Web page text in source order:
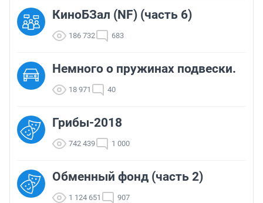
КиноБЗал (NF) (часть 6)
186 732 683
Немного о пружинах подвески.
18 971 40
Грибы-2018
742 439 1 000
Обменный фонд (часть 2)
1 124 651 907